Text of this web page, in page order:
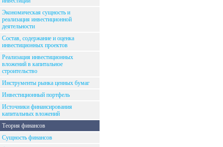
Экономическая сущность и
реализация инвестиционной
деятельности
Состав, содержание и оценка
инвестиционных проектов
Реализация инвестиционных
вложений в капитальное
строительство
Инструменты рынка ценных бумаг
Инвестиционный портфель
Источники финансирования
капитальных вложений
Теория финансов
Сущность финансов